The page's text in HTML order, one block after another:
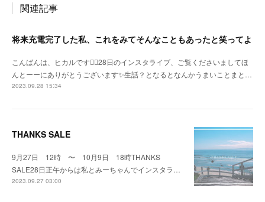
関連記事
将来充電完了した私、これをみてそんなこともあったと笑ってよ
こんばんは、ヒカルです🙇‍♀️28日のインスタライブ、ご覧くださいましてほ
んとーーにありがとうございます✨生話？となるとなんかうまいことまと…
2023.09.28 15:34
THANKS SALE
9月27日 12時 〜 10月9日 18時THANKS
SALE28日正午からは私とみーちゃんでインスタラ…
2023.09.27 03:00